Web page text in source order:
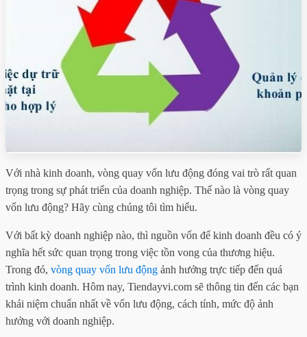
Với nhà kinh doanh, vòng quay vốn lưu động đóng vai trò rất quan
trọng trong sự phát triển của doanh nghiệp. Thế nào là vòng quay
vốn lưu động? Hãy cùng chúng tôi tìm hiểu.
Với bất kỳ doanh nghiệp nào, thì nguồn vốn để kinh doanh đều có ý
nghĩa hết sức quan trọng trong việc tồn vong của thương hiệu.
Trong đó, vòng quay vốn lưu động ảnh hưởng trực tiếp đến quá
trình kinh doanh. Hôm nay, Tiendayvi.com sẽ thông tin đến các bạn
khái niệm chuẩn nhất về vốn lưu động, cách tính, mức độ ảnh
hưởng với doanh nghiệp.